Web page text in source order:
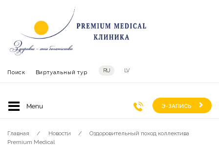
Поиск Виртуальный тур RU LV
Э-ЗАПИСЬ
Главная Новости
Оздоровительный поход коллектива
Premium Medical